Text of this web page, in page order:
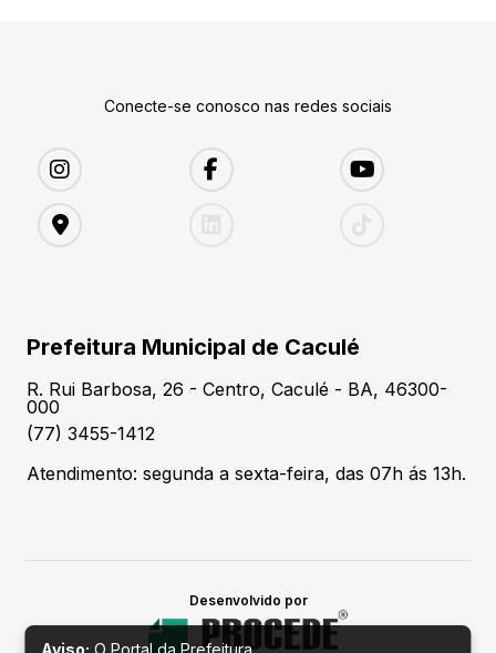
Conecte-se conosco nas redes sociais
Prefeitura Municipal de Caculé
R. Rui Barbosa, 26 - Centro, Caculé - BA, 46300-
000
(77) 3455-1412
Atendimento: segunda a sexta-feira, das 07h ás 13h.
Desenvolvido por
Aviso: O Portal da Prefeitura